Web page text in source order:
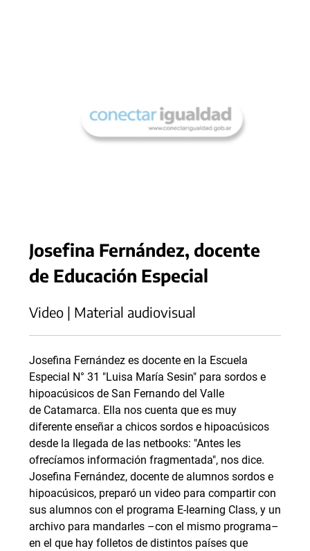
Josefina Fernández, docente
de Educación Especial
Video | Material audiovisual
Josefina Fernández es docente en la Escuela
Especial N° 31 "Luisa María Sesin" para sordos e
hipoacúsicos de San Fernando del Valle
de Catamarca. Ella nos cuenta que es muy
diferente enseñar a chicos sordos e hipoacúsicos
desde la llegada de las netbooks: "Antes les
ofrecíamos información fragmentada", nos dice.
Josefina Fernández, docente de alumnos sordos e
hipoacúsicos, preparó un video para compartir con
sus alumnos con el programa E-learning Class, y un
archivo para mandarles –con el mismo programa–
en el que hay folletos de distintos países que